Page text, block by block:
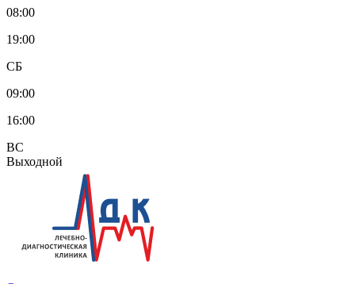
08:00
19:00
СБ
09:00
16:00
ВС
Выходной